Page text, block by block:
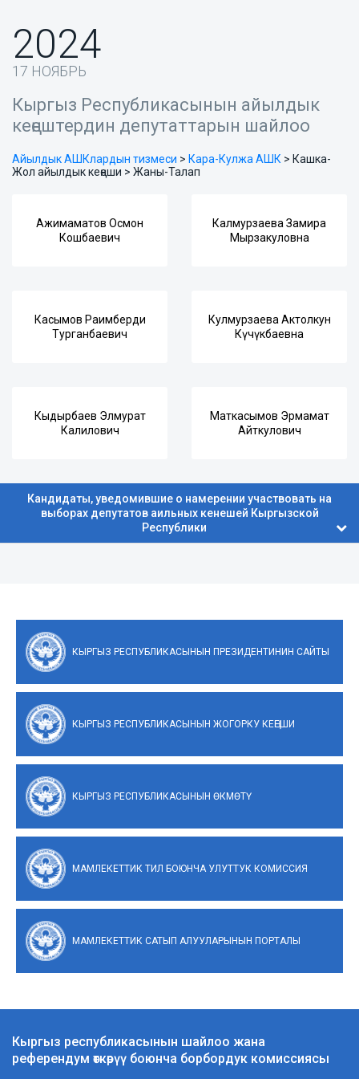
2024
17 НОЯБРЬ
Кыргыз Республикасынын айылдык
кеңештердин депутаттарын шайлоо
Айылдык АШКлардын тизмеси > Кара-Кулжа АШК > Кашка-
Жол айылдык кеңеши > Жаны-Талап
Ажимаматов Осмон
Кошбаевич
Калмурзаева Замира
Мырзакуловна
Касымов Раимберди
Турганбаевич
Кулмурзаева Актолкун
Күчүкбаевна
Кыдырбаев Элмурат
Калилович
Маткасымов Эрмамат
Айткулович
Кандидаты, уведомившие о намерении участвовать на
выборах депутатов аильных кенешей Кыргызской
Республики
КЫРГЫЗ РЕСПУБЛИКАСЫНЫН ПРЕЗИДЕНТИНИН САЙТЫ
КЫРГЫЗ РЕСПУБЛИКАСЫНЫН ЖОГОРКУ КЕҢЕШИ
КЫРГЫЗ РЕСПУБЛИКАСЫНЫН ӨКМӨТҮ
МАМЛЕКЕТТИК ТИЛ БОЮНЧА УЛУТТУК КОМИССИЯ
МАМЛЕКЕТТИК САТЫП АЛУУЛАРЫНЫН ПОРТАЛЫ
Кыргыз республикасынын шайлоо жана
референдум өткөрүү боюнча борбордук комиссиясы